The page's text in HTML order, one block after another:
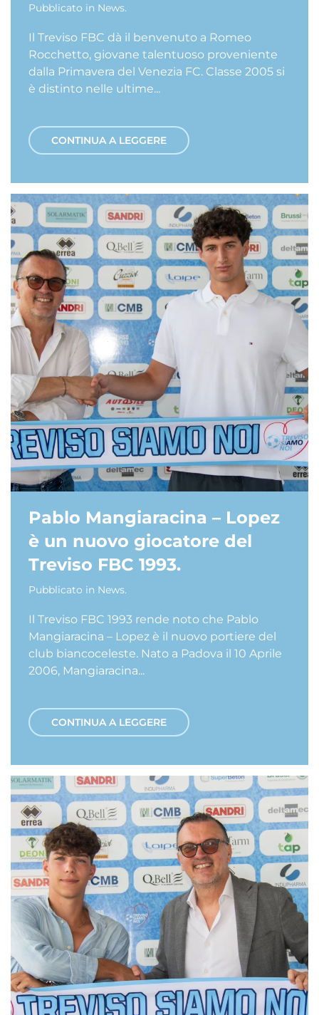
Pubblicato in News.
Il Treviso FBC dà il benvenuto a Romeo
Rocchetto, giovane talentuoso proveniente
dalla Primavera del Venezia FC. Classe 2005 si
è distinto nelle ultime...
CONTINUA A LEGGERE
Pablo Mangiaracina – Lopez
è un nuovo giocatore del
Treviso FBC 1993.
Pubblicato in News.
Il Treviso FBC 1993 rende noto che Pablo
Mangiaracina – Lopez è il nuovo portiere del
club biancoceleste. Nato a Padova il 10 Aprile
2006, Mangiaracina...
CONTINUA A LEGGERE